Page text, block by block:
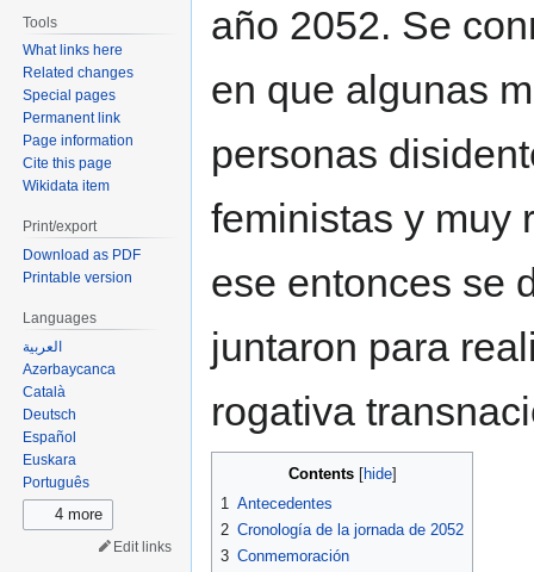
año 2052. Se
en que algunas
personas
feministas y muy
ese entonces se
juntaron para
rogativa
Contents
1 Antecedentes
2 Cronología de la jornada de 2052
3 Conmemoración
Tools
What links here
Related changes
Special pages
Permanent link
Page information
Cite this page
Wikidata item
Print/export
Download as PDF
Printable version
Languages
العربية
Azərbaycanca
Català
Deutsch
Español
Euskara
Português
4 more
Edit links